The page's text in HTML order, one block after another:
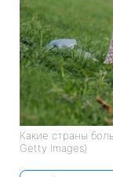
Какие страны
Getty Images)